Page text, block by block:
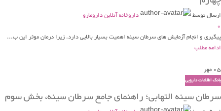
ارسال توسط
داروخانه آنلاین دارومارو
0
پیگیری و انجام آزمایش های سرطان سینه اهمیت بسیار بالایی دارد. زیرا درمان موثر این ب...
ادامه مطلب
05 مهر
بانک اطلاعات دارویی
سرطان سینه التهابی؛ راهنمای جامع سرطان سینه، بخش سوم